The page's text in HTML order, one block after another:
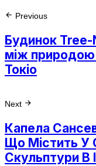
Previous
Будинок
між природою
Токіо
Next
Капела
Що Містить У
Скульптури В